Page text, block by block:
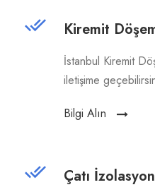
Kiremit
İstanbul Kiremit
iletişime
Bilgi Alın
Çatı İzolasyon